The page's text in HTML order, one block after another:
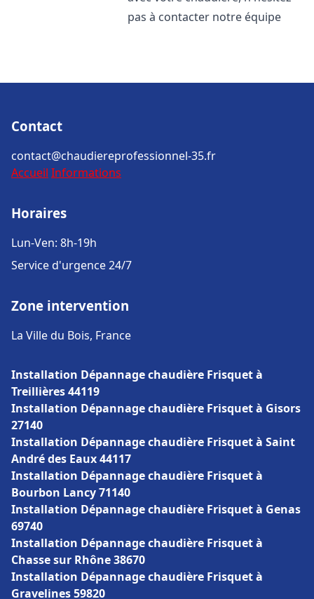
pas à contacter notre équipe
Contact
contact@chaudiereprofessionnel-35.fr
Accueil Informations
Horaires
Lun-Ven: 8h-19h
Service d'urgence 24/7
Zone intervention
La Ville du Bois, France
Installation Dépannage chaudière Frisquet à
Treillières 44119
Installation Dépannage chaudière Frisquet à Gisors
27140
Installation Dépannage chaudière Frisquet à Saint
André des Eaux 44117
Installation Dépannage chaudière Frisquet à
Bourbon Lancy 71140
Installation Dépannage chaudière Frisquet à Genas
69740
Installation Dépannage chaudière Frisquet à
Chasse sur Rhône 38670
Installation Dépannage chaudière Frisquet à
Gravelines 59820